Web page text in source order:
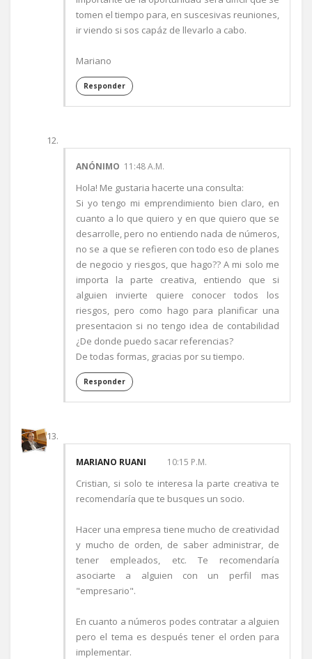
tomen el tiempo para, en suscesivas reuniones,
ir viendo si sos capáz de llevarlo a cabo.
Mariano
Responder
ANÓNIMO 11:48 A.M.
Hola! Me gustaria hacerte una consulta:
Si yo tengo mi emprendimiento bien claro, en
cuanto a lo que quiero y en que quiero que se
desarrolle, pero no entiendo nada de números,
no se a que se refieren con todo eso de planes
de negocio y riesgos, que hago?? A mi solo me
importa la parte creativa, entiendo que si
alguien invierte quiere conocer todos los
riesgos, pero como hago para planificar una
presentacion si no tengo idea de contabilidad
¿De donde puedo sacar referencias?
De todas formas, gracias por su tiempo.
Responder
MARIANO RUANI 10:15 P.M.
Cristian, si solo te interesa la parte creativa te
recomendaría que te busques un socio.
Hacer una empresa tiene mucho de creatividad
y mucho de orden, de saber administrar, de
tener empleados, etc. Te recomendaría
asociarte a alguien con un perfil mas
"empresario".
En cuanto a números podes contratar a alguien
pero el tema es después tener el orden para
implementar.